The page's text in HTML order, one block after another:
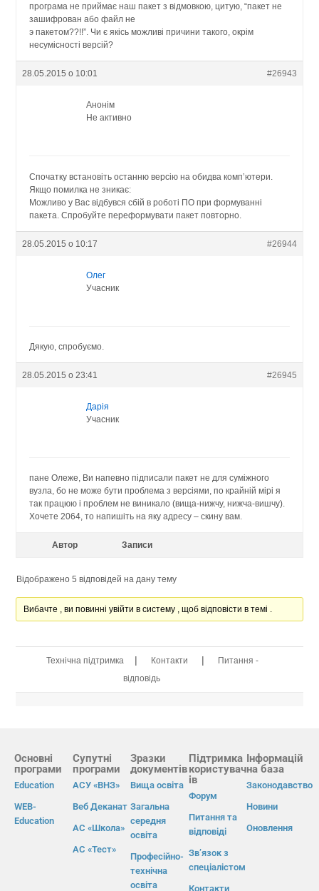
програма не приймає наш пакет з відмовкою, цитую, “пакет не
зашифрован або файл не
э пакетом??!!”. Чи є якісь можливі причини такого, окрім
несумісності версій?
28.05.2015 о 10:01 #26943
Анонім
Не активно
Спочатку встановіть останню версію на обидва комп’ютери.
Якщо помилка не зникає:
Можливо у Вас відбувся сбій в роботі ПО при формуванні
пакета. Спробуйте переформувати пакет повторно.
28.05.2015 о 10:17 #26944
Олег
Учасник
Дякую, спробуємо.
28.05.2015 о 23:41 #26945
Дарія
Учасник
пане Олеже, Ви напевно підписали пакет не для суміжного
вузла, бо не може бути проблема з версіями, по крайній мірі я
так працюю і проблем не виникало (вища-нижчу, нижча-вишчу).
Хочете 2064, то напишіть на яку адресу – скину вам.
Автор Записи
Відображено 5 відповідей на дану тему
Вибачте , ви повинні увійти в систему , щоб відповісти в темі .
Технічна підтримка | Контакти |
Питання -
відповідь
Основні
програми
Education
WEB-
Education
Супутні
програми
АСУ «ВНЗ»
Веб Деканат
АС «Школа»
АС «Тест»
Зразки
документів
Вища освіта
Загальна
середня
освіта
Професійно-
технічна
освіта
Підтримка
користувач
ів
Форум
Питання та
відповіді
Зв’язок з
спеціалістом
Контакти
Інформацій
на база
Законодавство
Новини
Оновлення